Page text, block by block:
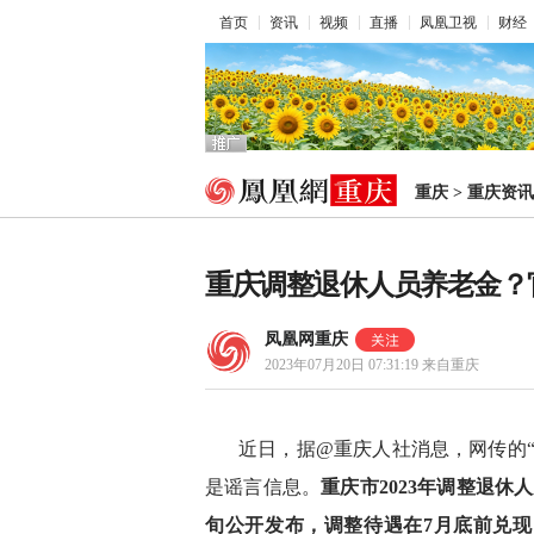
首页 资讯 视频 直播 凤凰卫视 财经
重庆 > 重庆资讯
重庆调整退休人员养老金
凤凰网重庆
2023年07月20日 07:31:19 来自重庆
近日，据@重庆人社消息，网传的
是谣言信息。重庆市2023年调整退休
旬公开发布，调整待遇在7月底前兑